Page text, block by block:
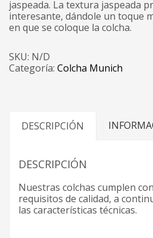
jaspeada. La textura jaspeada
interesante, dándole un toque
en que se coloque la colcha.
SKU: N/D
Categoría: Colcha Munich
DESCRIPCIÓN
DESCRIPCIÓN
Nuestras colchas cumplen
requisitos de calidad, a
las características técnicas.